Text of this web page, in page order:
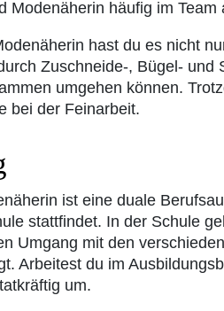
Modenäherin häufig im Team
hast du es nicht
Zuschneide-, Bügel-
umgehen können.
bei der Feinarbeit.
ist eine duale
stattfindet. In der Schule
Umgang mit den
Arbeitest du im
um.